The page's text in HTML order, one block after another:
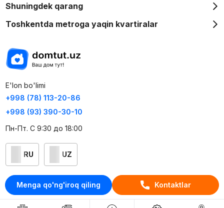
Menga qo'ng'iroq qiling Kontaktlar
Shuningdek qarang
Toshkentda metroga yaqin kvartiralar
E'lon bo'limi
+998 (78) 113-20-86
+998 (93) 390-30-10
Пн-Пт. С 9:30 до 18:00
RU UZ
Kontaktlar